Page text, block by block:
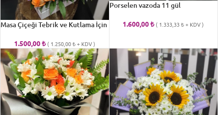
Masa Çiçeği Tebrik ve Kutlama İçin
1.500,00₺ ( 1.250,00₺+ KDV )
Porselen vazoda 11 gül
1.600,00₺ ( 1.333,33₺+ KDV )